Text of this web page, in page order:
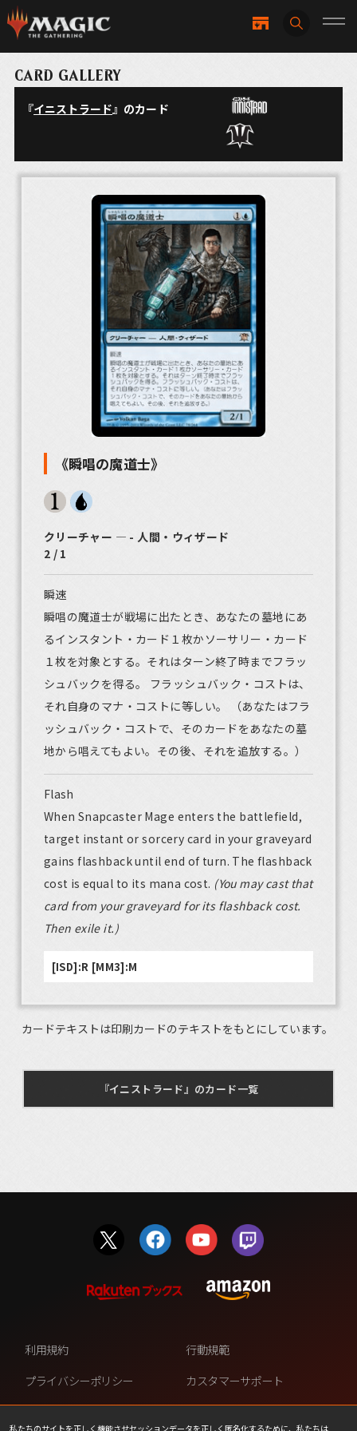
CARD GALLERY
『イニストラード』のカード
《瞬唱の魔道士》
クリーチャー ― - 人間・ウィザード
2 / 1
瞬速
瞬唱の魔道士が戦場に出たとき、あなたの墓地にあ
るインスタント・カード１枚かソーサリー・カード
１枚を対象とする。それはターン終了時までフラッ
シュバックを得る。 フラッシュバック・コストは、
それ自身のマナ・コストに等しい。 （あなたはフラ
ッシュバック・コストで、そのカードをあなたの墓
地から唱えてもよい。その後、それを追放する。）
Flash
When Snapcaster Mage enters the battlefield,
target instant or sorcery card in your graveyard
gains flashback until end of turn. The flashback
cost is equal to its mana cost. (You may cast that
card from your graveyard for its flashback cost.
Then exile it.)
[ISD]:R [MM3]:M
カードテキストは印刷カードのテキストをもとにしています。
『イニストラード』のカード一覧
私たちのサイトを正しく機能させセッションデータを正しく匿名化するために、私たちは
利用規約
行動規範
プライバシーポリシー
カスタマーサポート
ファンコンテンツ・ポリシー
個人情報の販売や共有を許可し
ない